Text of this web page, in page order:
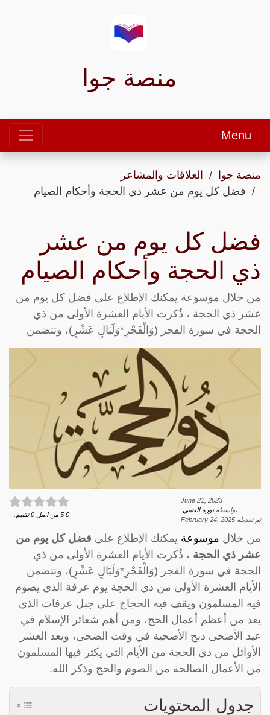
منصة جوا
Menu
منصة جوا
العلاقات والمشاعر
فضل كل يوم من عشر ذي الحجة وأحكام الصيام
فضل كل يوم من عشر
ذي الحجة وأحكام الصيام
من خلال موسوعة يمكنك الإطلاع على فضل كل يوم من
عشر ذي الحجة ، ذُكرت الأيام العشرة الأولى من ذي
الحجة في سورة الفجر (وَالْفَجْرِ*وَلَيَالٍ عَشْرٍ)، وتتضمن
June 21, 2023
بواسطةنورة العتيبي
تم تعديله February 24, 2025
0
5 من اصل 0 تقييم.
من خلال موسوعة يمكنك الإطلاع على فضل كل يوم من
عشر ذي الحجة ، ذُكرت الأيام العشرة الأولى من ذي
الحجة في سورة الفجر (وَالْفَجْرِ*وَلَيَالٍ عَشْرٍ)، وتتضمن
الأيام العشرة الأولى من ذي الحجة يوم عرفة الذي يصوم
فيه المسلمون ويقف فيه الحجاج على جبل عرفات الذي
يعد من أعظم أعمال الحج، ومن أهم شعائر الإسلام في
عيد الأضحى ذبح الأضحية في وقت الضحى، ويعد العشر
الأوائل من ذي الحجة من الأيام التي يكثر فيها المسلمون
من الأعمال الصالحة من الصوم والحج وذكر الله.
جدول المحتويات